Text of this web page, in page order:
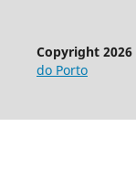
Copyright 2026
do Porto